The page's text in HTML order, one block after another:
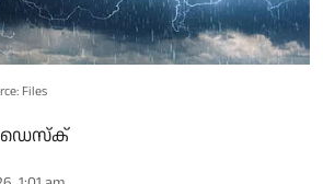
Files